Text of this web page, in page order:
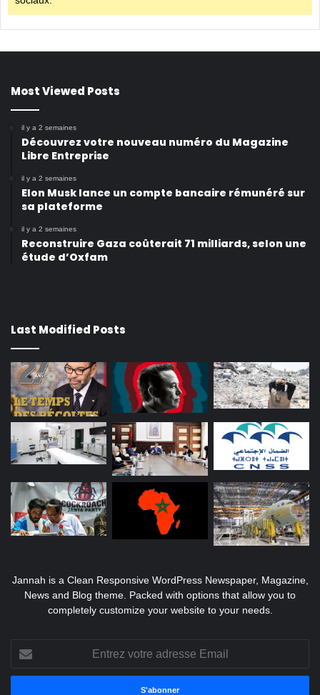
Most Viewed Posts
il y a 2 semaines
Découvrez votre nouveau numéro du Magazine
Libre Entreprise
il y a 2 semaines
Elon Musk lance un compte bancaire rémunéré sur
sa plateforme
il y a 2 semaines
Reconstruire Gaza coûterait 71 milliards, selon une
étude d’Oxfam
Last Modified Posts
Jannah is a Clean Responsive WordPress Newspaper, Magazine,
News and Blog theme. Packed with options that allow you to
completely customize your website to your needs.
votre
adresse